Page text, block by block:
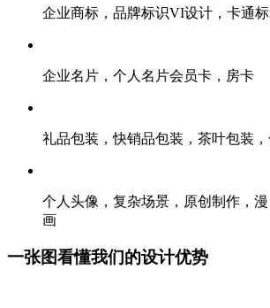
企业商标，品牌标识VI设计，卡通
企业名片，个人名片会员卡，房卡
礼品包装，快销品包装，茶叶包装
个人头像，复杂场景，原创制作，漫
画
一张图看懂我们的设计优势